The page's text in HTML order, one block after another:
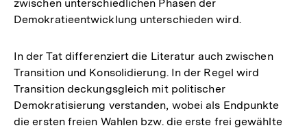
zwischen unterschiedlichen Phasen der
Demokratieentwicklung unterschieden wird.
In der Tat differenziert die Literatur auch zwischen
Transition und Konsolidierung. In der Regel wird
Transition deckungsgleich mit politischer
Demokratisierung verstanden, wobei als Endpunkte
die ersten freien Wahlen bzw. die erste frei gewählte